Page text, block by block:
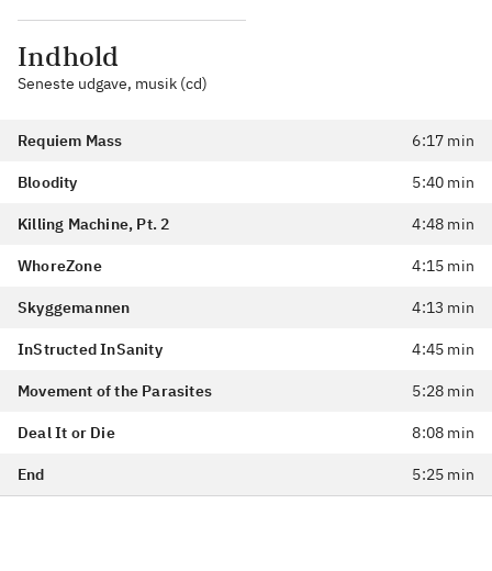
Indhold
Seneste udgave, musik (cd)
Requiem Mass 6:17 min
Bloodity 5:40 min
Killing Machine, Pt. 2 4:48 min
WhoreZone 4:15 min
Skyggemannen 4:13 min
InStructed InSanity 4:45 min
Movement of the Parasites 5:28 min
Deal It or Die 8:08 min
End 5:25 min